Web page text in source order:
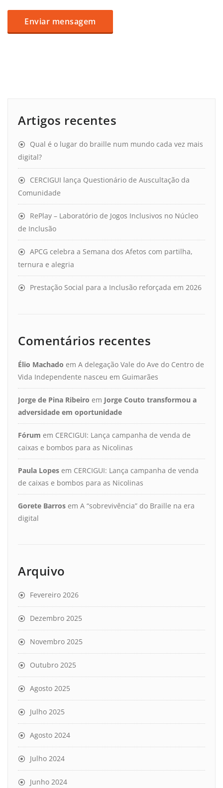
Artigos recentes
Qual é o lugar do braille num mundo cada vez mais
digital?
CERCIGUI lança Questionário de Auscultação da
Comunidade
RePlay – Laboratório de Jogos Inclusivos no Núcleo
de Inclusão
APCG celebra a Semana dos Afetos com partilha,
ternura e alegria
Prestação Social para a Inclusão reforçada em 2026
Comentários recentes
Élio Machado em A delegação Vale do Ave do Centro de
Vida Independente nasceu em Guimarães
Jorge de Pina Ribeiro em Jorge Couto transformou a
adversidade em oportunidade
Fórum em CERCIGUI: Lança campanha de venda de
caixas e bombos para as Nicolinas
Paula Lopes em CERCIGUI: Lança campanha de venda
de caixas e bombos para as Nicolinas
Gorete Barros em A “sobrevivência” do Braille na era
digital
Arquivo
Fevereiro 2026
Dezembro 2025
Novembro 2025
Outubro 2025
Agosto 2025
Julho 2025
Agosto 2024
Julho 2024
Junho 2024